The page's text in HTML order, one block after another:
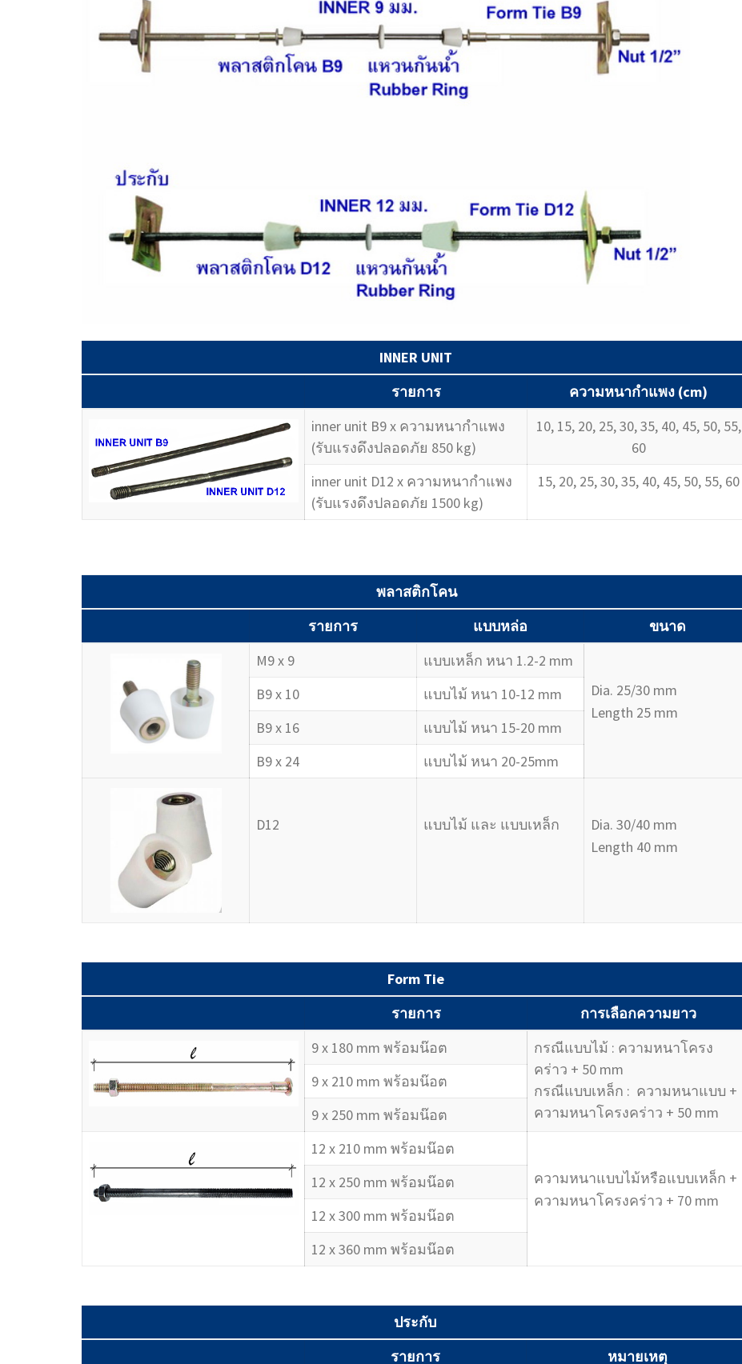
INNER UNIT
รายการ
ความหนากำแพง (cm)
inner unit B9 x ความหนากำแพง
(รับแรงดึงปลอดภัย 850 kg)
10, 15, 20, 25, 30, 35, 40, 45, 50, 55,
60
inner unit D12 x ความหนากำแพง
(รับแรงดึงปลอดภัย 1500 kg)
15, 20, 25, 30, 35, 40, 45, 50, 55, 60
พลาสติกโคน
รายการ
แบบหล่อ
ขนาด
M9 x 9
แบบเหล็ก หนา 1.2-2 mm
Dia. 25/30 mm
Length 25 mm
B9 x 10
แบบไม้ หนา 10-12 mm
B9 x 16
แบบไม้ หนา 15-20 mm
B9 x 24
แบบไม้ หนา 20-25mm
D12 แบบไม้ และ แบบเหล็ก
Dia. 30/40 mm
Length 40 mm
Form Tie
รายการ
การเลือกความยาว
9 x 180 mm พร้อมน๊อต
กรณีแบบไม้ : ความหนาโครง
คร่าว + 50 mm
กรณีแบบเหล็ก : ความหนาแบบ +
ความหนาโครงคร่าว + 50 mm
9 x 210 mm พร้อมน๊อต
9 x 250 mm พร้อมน๊อต
12 x 210 mm พร้อมน๊อต
ความหนาแบบไม้หรือแบบเหล็ก +
ความหนาโครงคร่าว + 70 mm
12 x 250 mm พร้อมน๊อต
12 x 300 mm พร้อมน๊อต
12 x 360 mm พร้อมน๊อต
ประกับ
รายการ
หมายเหตุ